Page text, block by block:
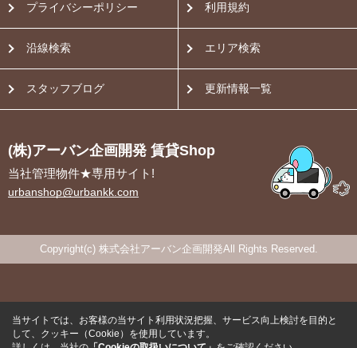
プライバシーポリシー 利用規約
沿線検索 エリア検索
スタッフブログ 更新情報一覧
(株)アーバン企画開発 賃貸Shop
当社管理物件★専用サイト!
urbanshop@urbankk.com
Copyright(c) 株式会社アーバン企画開発All Rights Reserved.
当サイトでは、お客様の当サイト利用状況把握、サービス向上検討を目的と
して、クッキー（Cookie）を使用しています。